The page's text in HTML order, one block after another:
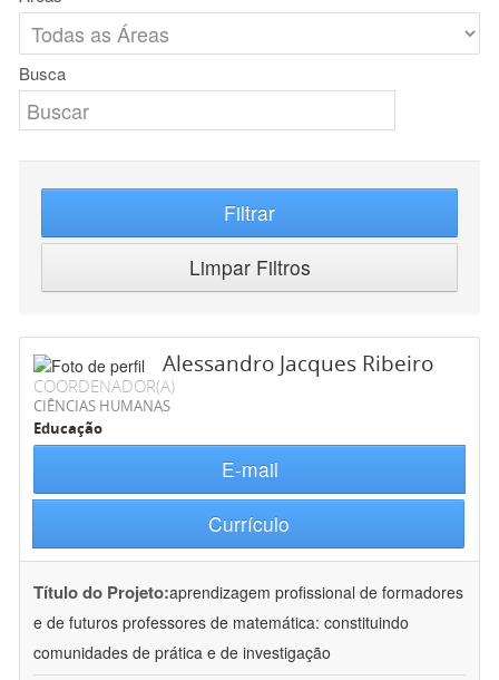
Busca
Filtrar
Limpar Filtros
Alessandro Jacques Ribeiro
COORDENADOR(A)
CIÊNCIAS HUMANAS
Educação
E-mail
Currículo
Título do Projeto:aprendizagem profissional de formadores
e de futuros professores de matemática: constituindo
comunidades de prática e de investigação